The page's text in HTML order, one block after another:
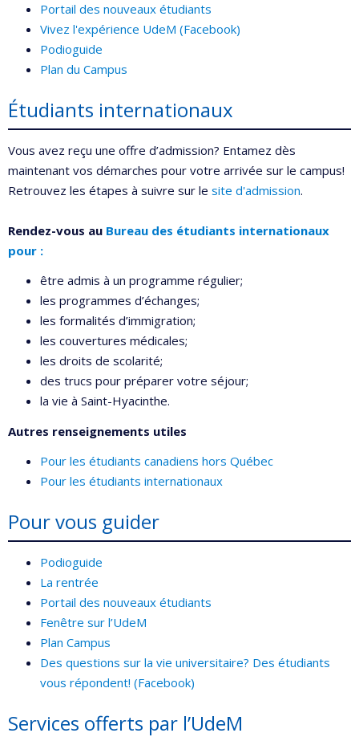
Portail des nouveaux étudiants
Vivez l'expérience UdeM (Facebook)
Podioguide
Plan du Campus
Étudiants internationaux
Vous avez reçu une offre d’admission? Entamez dès
maintenant vos démarches pour votre arrivée sur le campus!
Retrouvez les étapes à suivre sur le site d'admission.
Rendez-vous au Bureau des étudiants internationaux
pour :
être admis à un programme régulier;
les programmes d’échanges;
les formalités d’immigration;
les couvertures médicales;
les droits de scolarité;
des trucs pour préparer votre séjour;
la vie à Saint-Hyacinthe.
Autres renseignements utiles
Pour les étudiants canadiens hors Québec
Pour les étudiants internationaux
Pour vous guider
Podioguide
La rentrée
Portail des nouveaux étudiants
Fenêtre sur l’UdeM
Plan Campus
Des questions sur la vie universitaire? Des étudiants
vous répondent! (Facebook)
Services offerts par l’UdeM